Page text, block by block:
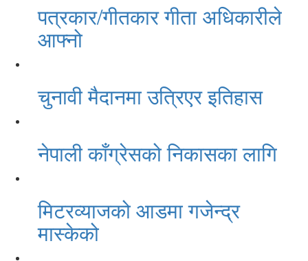
पत्रकार/गीतकार गीता अधिकारीले
आफ्नो
चुनावी मैदानमा उत्रिएर इतिहास
नेपाली काँग्रेसको निकासका लागि
मिटरव्याजको आडमा गजेन्द्र
मास्केको